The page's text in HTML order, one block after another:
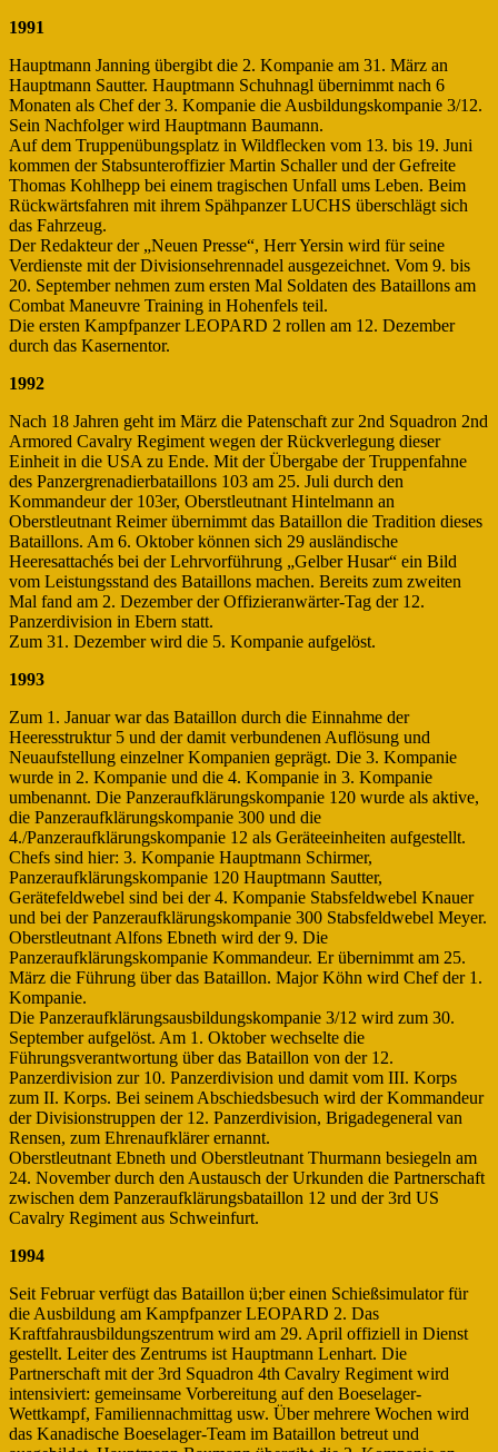
1991
Hauptmann Janning übergibt die 2. Kompanie am 31. März an
Hauptmann Sautter. Hauptmann Schuhnagl übernimmt nach 6
Monaten als Chef der 3. Kompanie die Ausbildungskompanie 3/12.
Sein Nachfolger wird Hauptmann Baumann.
Auf dem Truppenübungsplatz in Wildflecken vom 13. bis 19. Juni
kommen der Stabsunteroffizier Martin Schaller und der Gefreite
Thomas Kohlhepp bei einem tragischen Unfall ums Leben. Beim
Rückwärtsfahren mit ihrem Spähpanzer LUCHS überschlägt sich
das Fahrzeug.
Der Redakteur der „Neuen Presse“, Herr Yersin wird für seine
Verdienste mit der Divisionsehrennadel ausgezeichnet. Vom 9. bis
20. September nehmen zum ersten Mal Soldaten des Bataillons am
Combat Maneuvre Training in Hohenfels teil.
Die ersten Kampfpanzer LEOPARD 2 rollen am 12. Dezember
durch das Kasernentor.
1992
Nach 18 Jahren geht im März die Patenschaft zur 2nd Squadron 2nd
Armored Cavalry Regiment wegen der Rückverlegung dieser
Einheit in die USA zu Ende. Mit der Übergabe der Truppenfahne
des Panzergrenadierbataillons 103 am 25. Juli durch den
Kommandeur der 103er, Oberstleutnant Hintelmann an
Oberstleutnant Reimer übernimmt das Bataillon die Tradition dieses
Bataillons. Am 6. Oktober können sich 29 ausländische
Heeresattachés bei der Lehrvorführung „Gelber Husar“ ein Bild
vom Leistungsstand des Bataillons machen. Bereits zum zweiten
Mal fand am 2. Dezember der Offizieranwärter-Tag der 12.
Panzerdivision in Ebern statt.
Zum 31. Dezember wird die 5. Kompanie aufgelöst.
1993
Zum 1. Januar war das Bataillon durch die Einnahme der
Heeresstruktur 5 und der damit verbundenen Auflösung und
Neuaufstellung einzelner Kompanien geprägt. Die 3. Kompanie
wurde in 2. Kompanie und die 4. Kompanie in 3. Kompanie
umbenannt. Die Panzeraufklärungskompanie 120 wurde als aktive,
die Panzeraufklärungskompanie 300 und die
4./Panzeraufklärungskompanie 12 als Geräteeinheiten aufgestellt.
Chefs sind hier: 3. Kompanie Hauptmann Schirmer,
Panzeraufklärungskompanie 120 Hauptmann Sautter,
Gerätefeldwebel sind bei der 4. Kompanie Stabsfeldwebel Knauer
und bei der Panzeraufklärungskompanie 300 Stabsfeldwebel Meyer.
Oberstleutnant Alfons Ebneth wird der 9. Die
Panzeraufklärungskompanie Kommandeur. Er übernimmt am 25.
März die Führung über das Bataillon. Major Köhn wird Chef der 1.
Kompanie.
Die Panzeraufklärungsausbildungskompanie 3/12 wird zum 30.
September aufgelöst. Am 1. Oktober wechselte die
Führungsverantwortung über das Bataillon von der 12.
Panzerdivision zur 10. Panzerdivision und damit vom III. Korps
zum II. Korps. Bei seinem Abschiedsbesuch wird der Kommandeur
der Divisionstruppen der 12. Panzerdivision, Brigadegeneral van
Rensen, zum Ehrenaufklärer ernannt.
Oberstleutnant Ebneth und Oberstleutnant Thurmann besiegeln am
24. November durch den Austausch der Urkunden die Partnerschaft
zwischen dem Panzeraufklärungsbataillon 12 und der 3rd US
Cavalry Regiment aus Schweinfurt.
1994
Seit Februar verfügt das Bataillon ü;ber einen Schießsimulator für
die Ausbildung am Kampfpanzer LEOPARD 2. Das
Kraftfahrausbildungszentrum wird am 29. April offiziell in Dienst
gestellt. Leiter des Zentrums ist Hauptmann Lenhart. Die
Partnerschaft mit der 3rd Squadron 4th Cavalry Regiment wird
intensiviert: gemeinsame Vorbereitung auf den Boeselager-
Wettkampf, Familiennachmittag usw. Über mehrere Wochen wird
das Kanadische Boeselager-Team im Bataillon betreut und